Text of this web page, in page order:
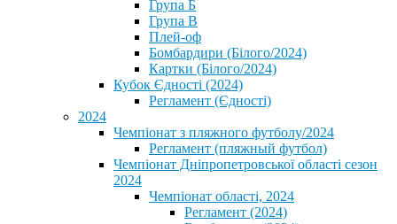
Група Б
Група В
Плей-оф
Бомбардири (Білого/2024)
Картки (Білого/2024)
Кубок Єдності (2024)
Регламент (Єдності)
2024
Чемпіонат з пляжного футболу/2024
Регламент (пляжный футбол)
Чемпіонат Дніпропетровської області сезон
2024
Чемпіонат області, 2024
Регламент (2024)